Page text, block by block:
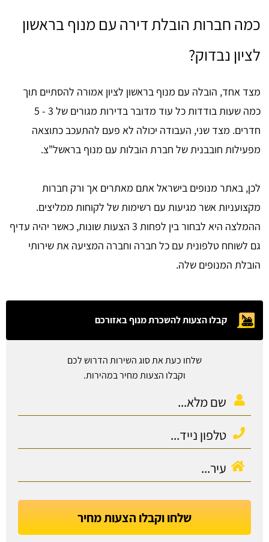
כמה חברות הובלת דירה עם מנוף בראשון
לציון נבדוק?
מצד אחד, הובלה עם מנוף בראשון לציון אמורה להסתיים תוך
כמה שעות בודדות כל עוד מדובר בדירות מגורים של 3 - 5
חדרים. מצד שני, העבודה יכולה לא פעם להתעכב כתוצאה
מפעילות חובבנית של חברת הובלות עם מנוף בראשל"צ.
לכן, באתר מנופים בישראל אתם מאתרים אך ורק חברות
מקצועניות אשר מגיעות עם רשימות של לקוחות ממליצים.
ההמלצה היא לבחור בין לפחות 3 הצעות שונות, כאשר יהיה עדיף
גם לשוחח טלפונית עם כל חברה וחברה המציעה את שירותי
הובלת המנופים שלה.
קבלו הצעות להשכרת מנוף באזורכם
שלחו כעת את סוג השירות הדרוש לכם
וקבלו הצעות מחיר במהירות.
שלחו וקבלו הצעות מחיר